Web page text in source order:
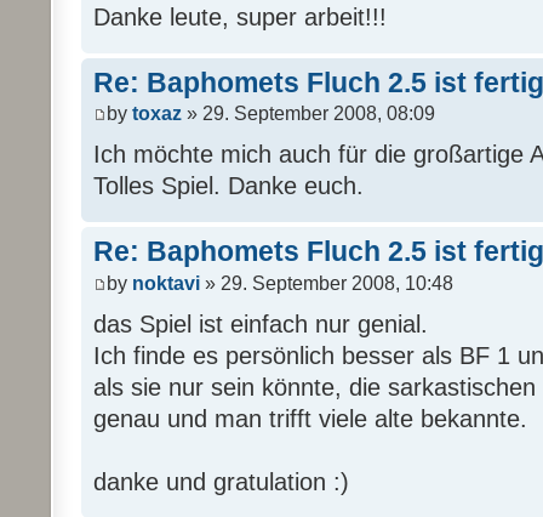
Danke leute, super arbeit!!!
Re: Baphomets Fluch 2.5 ist fertig
by toxaz » 29. September 2008, 08:09
Ich möchte mich auch für die großartige
Tolles Spiel. Danke euch.
Re: Baphomets Fluch 2.5 ist fertig
by noktavi » 29. September 2008, 10:48
das Spiel ist einfach nur genial.
Ich finde es persönlich besser als BF 1
als sie nur sein könnte, die
genau und man trifft viele alte bekannte.
danke und gratulation :)